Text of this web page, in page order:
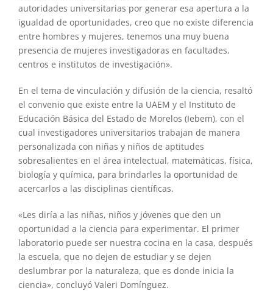
autoridades universitarias por generar esa apertura a la
igualdad de oportunidades, creo que no existe diferencia
entre hombres y mujeres, tenemos una muy buena
presencia de mujeres investigadoras en facultades,
centros e institutos de investigación».
En el tema de vinculación y difusión de la ciencia, resaltó
el convenio que existe entre la UAEM y el Instituto de
Educación Básica del Estado de Morelos (Iebem), con el
cual investigadores universitarios trabajan de manera
personalizada con niñas y niños de aptitudes
sobresalientes en el área intelectual, matemáticas, física,
biología y química, para brindarles la oportunidad de
acercarlos a las disciplinas científicas.
«Les diría a las niñas, niños y jóvenes que den un
oportunidad a la ciencia para experimentar. El primer
laboratorio puede ser nuestra cocina en la casa, después
la escuela, que no dejen de estudiar y se dejen
deslumbrar por la naturaleza, que es donde inicia la
ciencia», concluyó Valeri Domínguez.